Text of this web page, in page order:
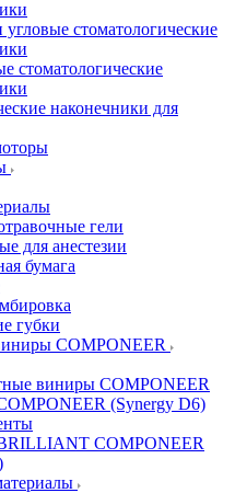
стоматологические
стоматологические
наконечники для
гели
для анестезии
бумага
губки
COMPONEER
виниры COMPONEER
(Synergy D6)
COMPONEER